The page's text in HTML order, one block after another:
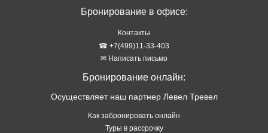
Бронирование в офисе:
Контакты
☎ +7(499)11-33-403
✉ Написать письмо
Бронирование онлайн:
Осуществляет наш партнер Левел Тревел
Как забронировать онлайн
Туры в рассрочку